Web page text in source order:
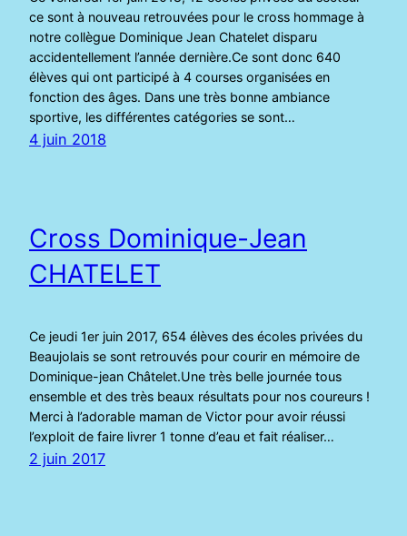
ce sont à nouveau retrouvées pour le cross hommage à
notre collègue Dominique Jean Chatelet disparu
accidentellement l’année dernière.Ce sont donc 640
élèves qui ont participé à 4 courses organisées en
fonction des âges. Dans une très bonne ambiance
sportive, les différentes catégories se sont…
4 juin 2018
Cross Dominique-Jean
CHATELET
Ce jeudi 1er juin 2017, 654 élèves des écoles privées du
Beaujolais se sont retrouvés pour courir en mémoire de
Dominique-jean Châtelet.Une très belle journée tous
ensemble et des très beaux résultats pour nos coureurs !
Merci à l’adorable maman de Victor pour avoir réussi
l’exploit de faire livrer 1 tonne d’eau et fait réaliser…
2 juin 2017